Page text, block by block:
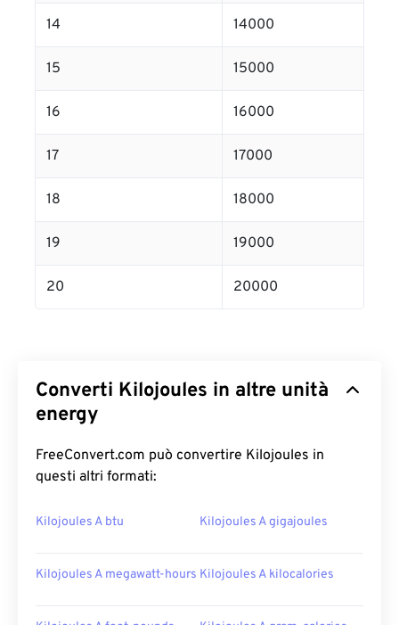
14 14000
15 15000
16 16000
17 17000
18 18000
19 19000
20 20000
Converti Kilojoules in altre unità
energy
FreeConvert.com può convertire Kilojoules in
questi altri formati:
Kilojoules A btu Kilojoules A gigajoules
Kilojoules A megawatt-hours Kilojoules A kilocalories